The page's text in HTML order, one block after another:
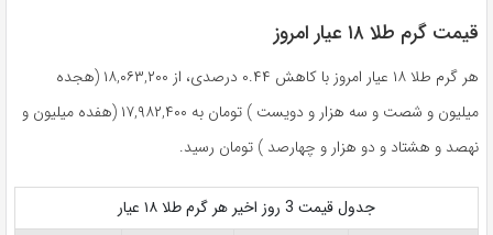
قیمت گرم طلا ۱۸ عیار امروز
هر گرم طلا ۱۸ عیار امروز با کاهش ۰.۴۴ درصدی، از ۱۸,۰۶۳,۲۰۰ (هجده
میلیون و شصت و سه هزار و دویست ) تومان به ۱۷,۹۸۲,۴۰۰ (هفده میلیون و
نهصد و هشتاد و دو هزار و چهارصد ) تومان رسید.
جدول قیمت 3 روز اخیر هر گرم طلا ۱۸ عیار